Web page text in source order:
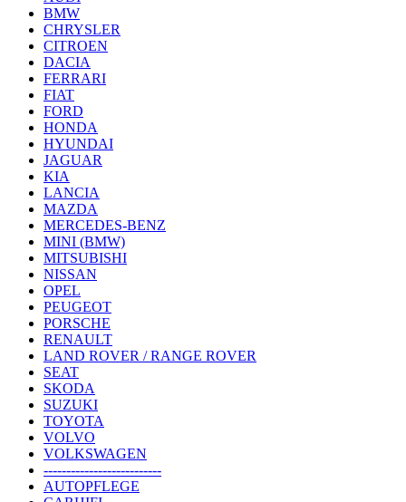
BMW
CHRYSLER
CITROEN
DACIA
FERRARI
FIAT
FORD
HONDA
HYUNDAI
JAGUAR
KIA
LANCIA
MAZDA
MERCEDES-BENZ
MINI (BMW)
MITSUBISHI
NISSAN
OPEL
PEUGEOT
PORSCHE
RENAULT
LAND ROVER / RANGE ROVER
SEAT
SKODA
SUZUKI
TOYOTA
VOLVO
VOLKSWAGEN
--------------------------
AUTOPFLEGE